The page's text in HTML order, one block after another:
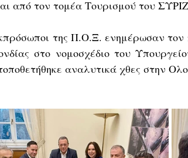
από τον τομέα Τουρισμού του
της Π.Ο.Ξ. ενημέρωσαν
στο νομοσχέδιο του
αναλυτικά χθες στην